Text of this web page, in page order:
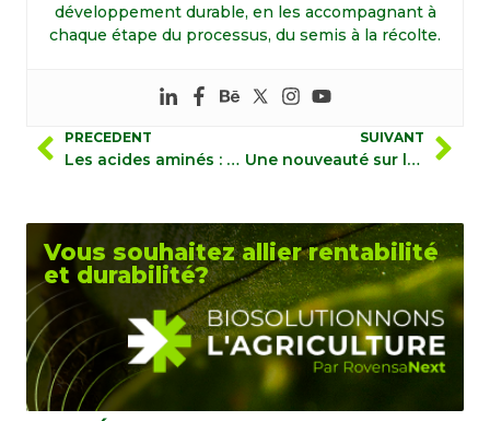
développement durable, en les accompagnant à
chaque étape du processus, du semis à la récolte.
PRECEDENT
Les acides aminés : Partenaires pour soutenir la croissance des cultures en cas de stress
SUIVANT
Une nouveauté sur le marché des biostimulants avec Biimore & Quikon
Vous souhaitez allier rentabilité
et durabilité?